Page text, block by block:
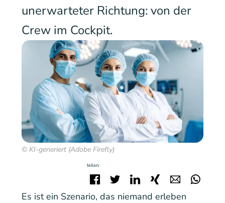
unerwarteter Richtung: von der
Crew im Cockpit.
© KI-generiert (Adobe Firefly)
teilen:
FacebookTwitterLinkedIn
Xing E-mail
Es ist ein Szenario, das niemand erleben